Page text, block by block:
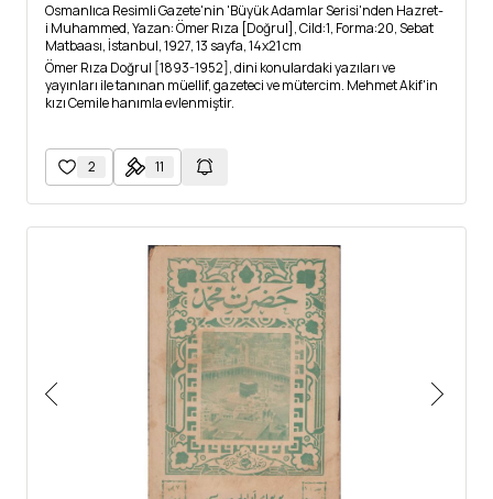
Osmanlıca Resimli Gazete'nin 'Büyük Adamlar Serisi'nden Hazret-
i Muhammed, Yazan: Ömer Rıza [Doğrul], Cild:1, Forma:20, Sebat
Matbaası, İstanbul, 1927, 13 sayfa, 14x21 cm
Ömer Rıza Doğrul [1893-1952], dini konulardaki yazıları ve
yayınları ile tanınan müellif, gazeteci ve mütercim. Mehmet Akif'in
kızı Cemile hanımla evlenmiştir.
2 11